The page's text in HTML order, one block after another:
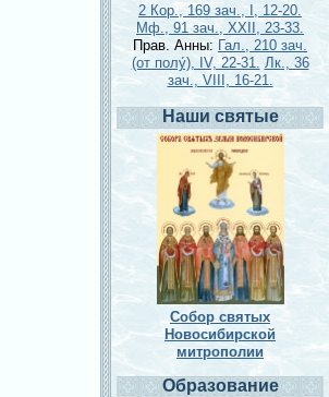
2 Кор., 169 зач., I, 12-20.
Мф., 91 зач., XXII, 23-33.
Прав. Анны: Гал., 210 зач.
(от полу́), IV, 22-31. Лк., 36
зач., VIII, 16-21.
Наши святые
Собор святых
Новосибирской
митрополии
Образование